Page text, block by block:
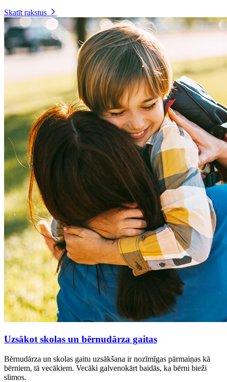
Skatīt rakstus
Uzsākot skolas un bērnudārza gaitas
Bērnudārza un skolas gaitu uzsākšana ir nozīmīgas pārmaiņas kā
bērniem, tā vecākiem. Vecāki galvenokārt baidās, ka bērni bieži
slimos.